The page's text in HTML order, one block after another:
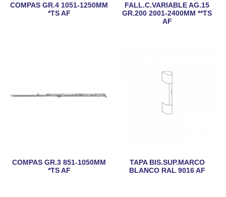
COMPAS GR.4 1051-1250MM
*TS AF
FALL.C.VARIABLE AG.15
GR.200 2001-2400MM **TS
AF
COMPAS GR.3 851-1050MM
*TS AF
TAPA BIS.SUP.MARCO
BLANCO RAL 9016 AF